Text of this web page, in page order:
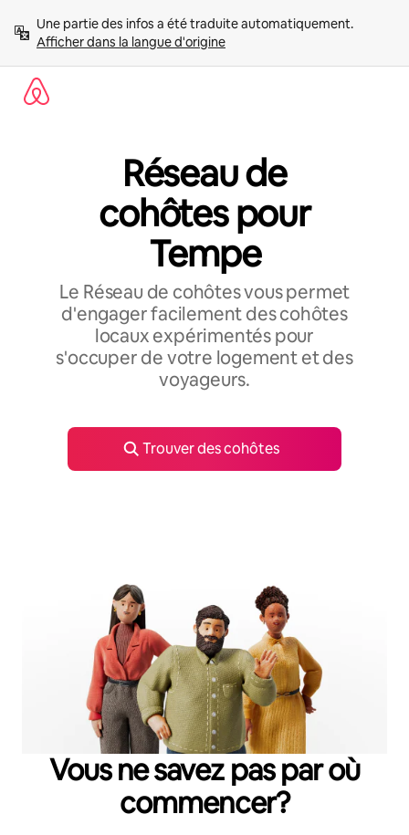
directement
contenu
Afficher dans la langue d'origine
Réseau de
cohôtes pour
Tempe
Le Réseau de cohôtes vous permet
d'engager facilement des cohôtes
locaux expérimentés pour
s'occuper de votre logement et des
voyageurs.
Trouver des cohôtes
Vous ne savez pas par où
commencer?